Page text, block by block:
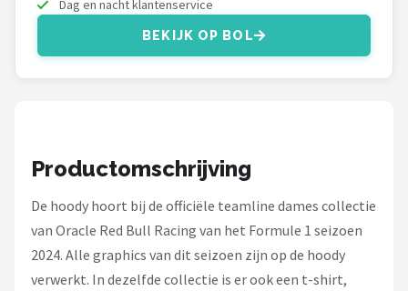
Alle merken →
Dag en nacht klantenservice
BEKIJK OP BOL
Productomschrijving
De hoody hoort bij de officiële teamline dames collectie
van Oracle Red Bull Racing van het Formule 1 seizoen
2024. Alle graphics van dit seizoen zijn op de hoody
verwerkt. In dezelfde collectie is er ook een t-shirt,